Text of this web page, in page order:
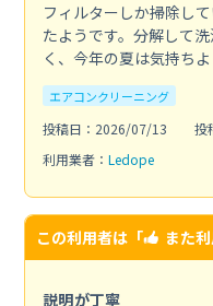
フィルターしか掃除し
たようです。分解して
く、今年の夏は気持ちよ
エアコンクリーニング
投稿日：2026/07/13
投
利用業者： Ledope
この利用者は「 また
説明が丁寧